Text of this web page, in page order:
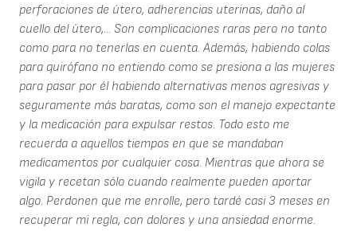
perforaciones de útero, adherencias uterinas, daño al
cuello del útero,... Son complicaciones raras pero no tanto
como para no tenerlas en cuenta. Además, habiendo colas
para quirófano no entiendo como se presiona a las mujeres
para pasar por él habiendo alternativas menos agresivas y
seguramente más baratas, como son el manejo expectante
y la medicación para expulsar restos. Todo esto me
recuerda a aquellos tiempos en que se mandaban
medicamentos por cualquier cosa. Mientras que ahora se
vigila y recetan sólo cuando realmente pueden aportar
algo. Perdonen que me enrolle, pero tardé casi 3 meses en
recuperar mi regla, con dolores y una ansiedad enorme.